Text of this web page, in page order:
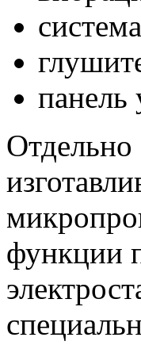
панель
Отдельно
функции